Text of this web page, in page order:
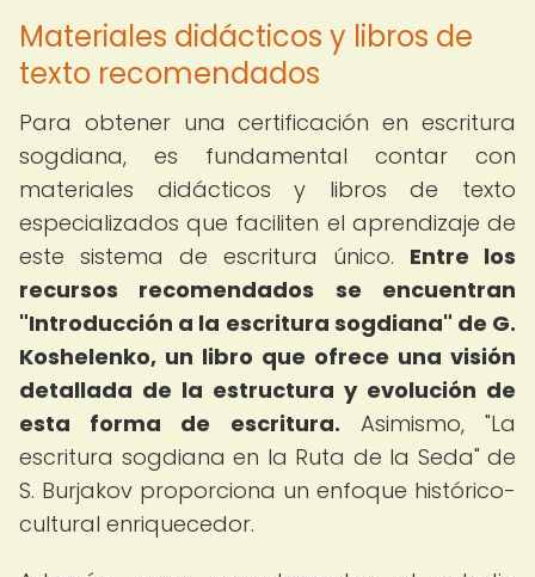
Materiales didácticos y libros de
texto recomendados
Para obtener una certificación en escritura
sogdiana, es fundamental contar con
materiales didácticos y libros de texto
especializados que faciliten el aprendizaje de
este sistema de escritura único. Entre los
recursos recomendados se encuentran
"Introducción a la escritura sogdiana" de G.
Koshelenko, un libro que ofrece una visión
detallada de la estructura y evolución de
esta forma de escritura. Asimismo, "La
escritura sogdiana en la Ruta de la Seda" de
S. Burjakov proporciona un enfoque histórico-
cultural enriquecedor.